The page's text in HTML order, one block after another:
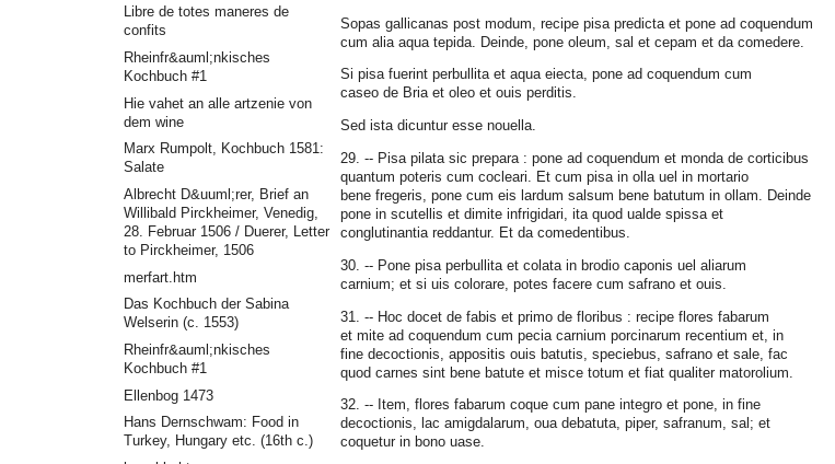
Sopas gallicanas post modum, recipe pisa predicta et pone ad coquendum
cum alia aqua tepida. Deinde, pone oleum, sal et cepam et da comedere.
Si pisa fuerint perbullita et aqua eiecta, pone ad coquendum cum
caseo de Bria et oleo et ouis perditis.
Sed ista dicuntur esse nouella.
29. -- Pisa pilata sic prepara : pone ad coquendum et monda de corticibus
quantum poteris cum cocleari. Et cum pisa in olla uel in mortario
bene fregeris, pone cum eis lardum salsum bene batutum in ollam. Deinde
pone in scutellis et dimite infrigidari, ita quod ualde spissa et
conglutinantia reddantur. Et da comedentibus.
30. -- Pone pisa perbullita et colata in brodio caponis uel aliarum
carnium; et si uis colorare, potes facere cum safrano et ouis.
31. -- Hoc docet de fabis et primo de floribus : recipe flores fabarum
et mite ad coquendum cum pecia carnium porcinarum recentium et, in
fine decoctionis, appositis ouis batutis, speciebus, safrano et sale, fac
quod carnes sint bene batute et misce totum et fiat qualiter matorolium.
32. -- Item, flores fabarum coque cum pane integro et pone, in fine
decoctionis, lac amigdalarum, oua debatuta, piper, safranum, sal; et
coquetur in bono uase.
Libre de totes maneres de
confits
Rheinfr&auml;nkisches
Kochbuch #1
Hie vahet an alle artzenie von
dem wine
Marx Rumpolt, Kochbuch 1581:
Salate
Albrecht D&uuml;rer, Brief an
Willibald Pirckheimer, Venedig,
28. Februar 1506 / Duerer, Letter
to Pirckheimer, 1506
merfart.htm
Das Kochbuch der Sabina
Welserin (c. 1553)
Rheinfr&auml;nkisches
Kochbuch #1
Ellenbog 1473
Hans Dernschwam: Food in
Turkey, Hungary etc. (16th c.)